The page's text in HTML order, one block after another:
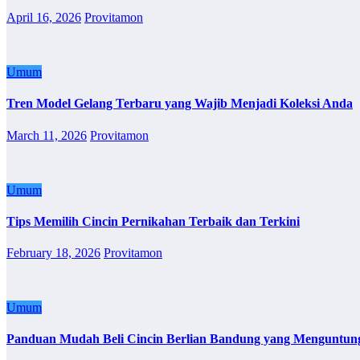
April 16, 2026 Provitamon
Umum
Tren Model Gelang Terbaru yang Wajib Menjadi Koleksi Anda
March 11, 2026 Provitamon
Umum
Tips Memilih Cincin Pernikahan Terbaik dan Terkini
February 18, 2026 Provitamon
Umum
Panduan Mudah Beli Cincin Berlian Bandung yang